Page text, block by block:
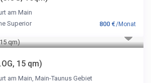
800 €/Monat
am Main
Superior
15 qm)
am Main,Main-Taunus Gebiet